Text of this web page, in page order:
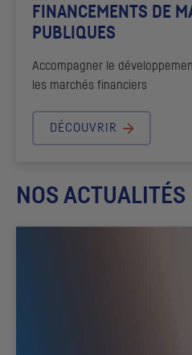
FINANCEMENTS DE
PUBLIQUES
Accompagner le
les marchés financiers
DÉCOUVRIR
NOS